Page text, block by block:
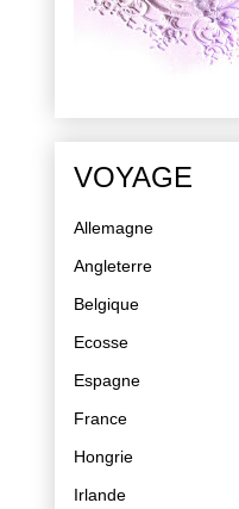
VOYAGE
Allemagne
Angleterre
Belgique
Ecosse
Espagne
France
Hongrie
Irlande